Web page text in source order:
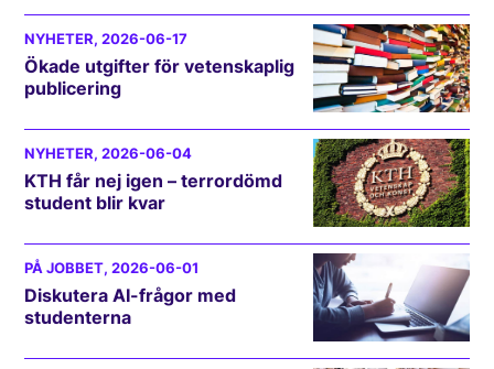
NYHETER, 2026-06-17
Ökade utgifter för vetenskaplig
publicering
NYHETER, 2026-06-04
KTH får nej igen – terrordömd
student blir kvar
PÅ JOBBET, 2026-06-01
Diskutera AI-frågor med
studenterna